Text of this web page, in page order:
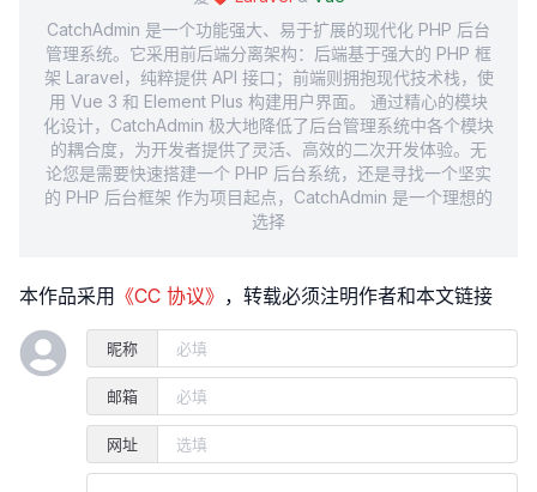
CatchAdmin 是一个功能强大、易于扩展的现代化 PHP 后台
管理系统。它采用前后端分离架构：后端基于强大的 PHP 框
架 Laravel，纯粹提供 API 接口；前端则拥抱现代技术栈，使
用 Vue 3 和 Element Plus 构建用户界面。 通过精心的模块
化设计，CatchAdmin 极大地降低了后台管理系统中各个模块
的耦合度，为开发者提供了灵活、高效的二次开发体验。无
论您是需要快速搭建一个 PHP 后台系统，还是寻找一个坚实
的 PHP 后台框架 作为项目起点，CatchAdmin 是一个理想的
选择
本作品采用 《CC 协议》 ，转载必须注明作者和本文链接
昵称
邮箱
网址